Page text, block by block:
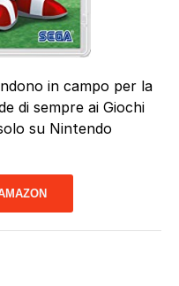
in campo per la
di sempre ai Giochi
su Nintendo